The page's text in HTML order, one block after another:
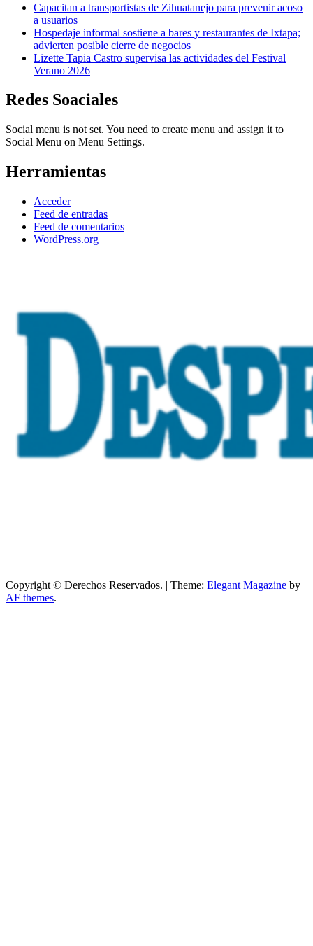
Capacitan a transportistas de Zihuatanejo para prevenir acoso
a usuarios
Hospedaje informal sostiene a bares y restaurantes de Ixtapa;
advierten posible cierre de negocios
Lizette Tapia Castro supervisa las actividades del Festival
Verano 2026
Redes Soaciales
Social menu is not set. You need to create menu and assign it to
Social Menu on Menu Settings.
Herramientas
Acceder
Feed de entradas
Feed de comentarios
WordPress.org
Copyright © Derechos Reservados. | Theme: Elegant Magazine by
AF themes.